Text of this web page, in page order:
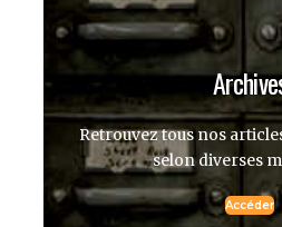
Retrouvez tous nos
selon diverses
Accéder